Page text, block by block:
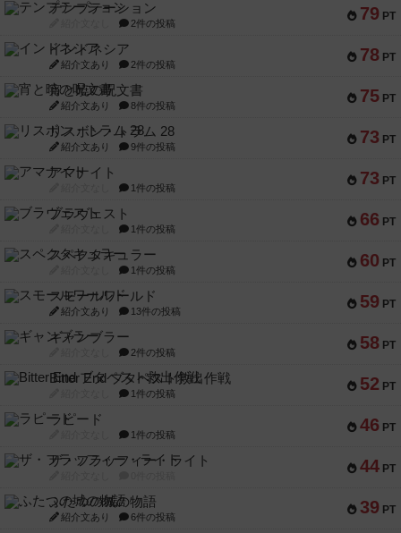
79 PT
テンプテーション
2件の投稿
78 PT
インドネシア
紹介文あり 2件の投稿
75 PT
宵と暁の呪文書
紹介文あり 8件の投稿
73 PT
リスボン・トラム 28
紹介文あり 9件の投稿
73 PT
アマナイト
1件の投稿
66 PT
ブラヴェスト
1件の投稿
60 PT
スペクタキュラー
1件の投稿
59 PT
スモールワールド
紹介文あり 13件の投稿
58 PT
ギャンブラー
2件の投稿
52 PT
Bitter End ブタペスト救出作戦
1件の投稿
46 PT
ラピード
1件の投稿
44 PT
ザ・フラッフィー・ライト
39 PT
ふたつの城の物語
紹介文あり 6件の投稿